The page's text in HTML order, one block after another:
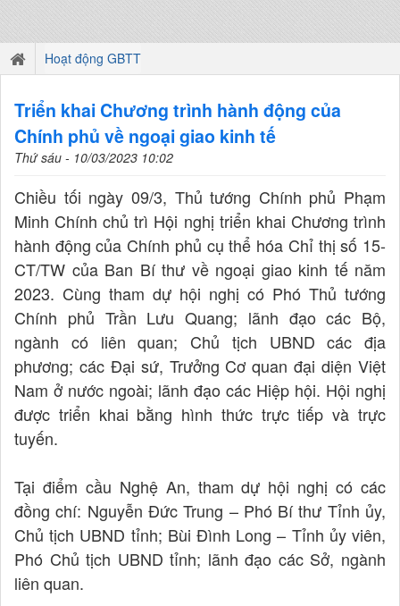
Hoạt động GBTT
Triển khai Chương trình hành động của
Chính phủ về ngoại giao kinh tế
Thứ sáu - 10/03/2023 10:02
Chiều tối ngày 09/3, Thủ tướng Chính phủ Phạm
Minh Chính chủ trì Hội nghị triển khai Chương trình
hành động của Chính phủ cụ thể hóa Chỉ thị số 15-
CT/TW của Ban Bí thư về ngoại giao kinh tế năm
2023. Cùng tham dự hội nghị có Phó Thủ tướng
Chính phủ Trần Lưu Quang; lãnh đạo các Bộ,
ngành có liên quan; Chủ tịch UBND các địa
phương; các Đại sứ, Trưởng Cơ quan đại diện Việt
Nam ở nước ngoài; lãnh đạo các Hiệp hội. Hội nghị
được triển khai bằng hình thức trực tiếp và trực
tuyến.
Tại điểm cầu Nghệ An, tham dự hội nghị có các
đồng chí: Nguyễn Đức Trung – Phó Bí thư Tỉnh ủy,
Chủ tịch UBND tỉnh; Bùi Đình Long – Tỉnh ủy viên,
Phó Chủ tịch UBND tỉnh; lãnh đạo các Sở, ngành
liên quan.